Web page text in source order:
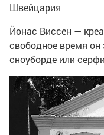
Швейцария
Йонас Виссен —
свободное время
сноуборде или